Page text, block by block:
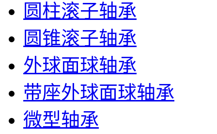
圆柱滚子轴承
圆锥滚子轴承
外球面球轴承
带座外球面球轴承
微型轴承